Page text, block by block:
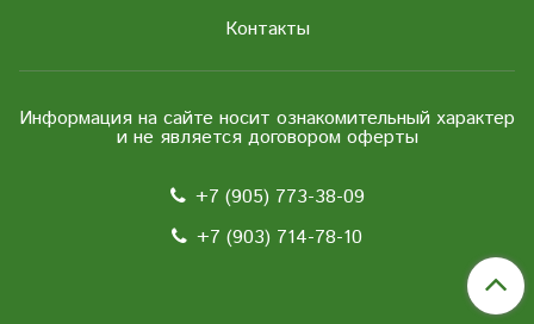
Контакты
+7 (905) 773-38-09
+7 (903) 714-78-10
Информация на сайте носит ознакомительный характер
и не является договором оферты